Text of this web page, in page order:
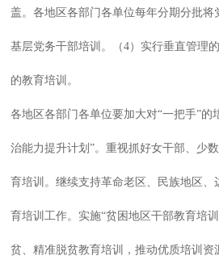
盖。各地区各部门各单位每年分期分批将
基层党务干部培训。（4）实行垂直管理
的教育培训。
各地区各部门各单位要加大对“一把手”的
治能力提升计划”。重视抓好女干部、少
育培训。继续支持革命老区、民族地区、
育培训工作。实施“贫困地区干部教育培
贫、精准脱贫教育培训，推动优质培训